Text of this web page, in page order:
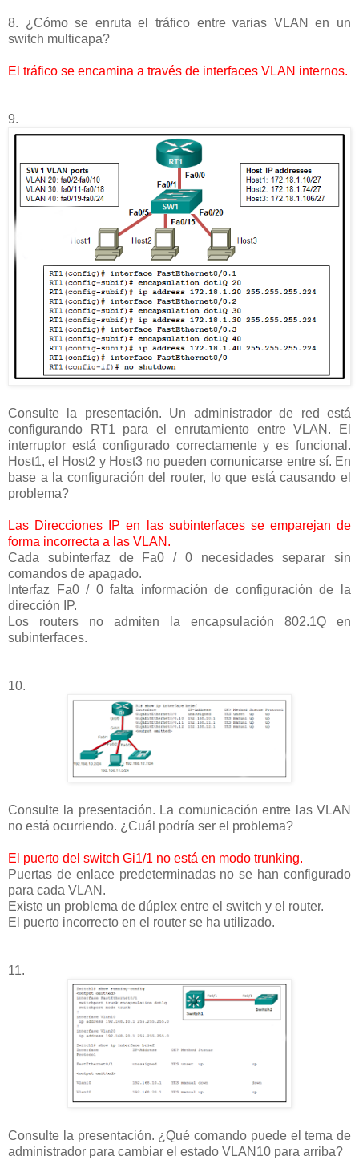
8. ¿Cómo se enruta el tráfico entre varias VLAN en un
switch multicapa?
El tráfico se encamina a través de interfaces VLAN internos.
9.
Consulte la presentación. Un administrador de red está
configurando RT1 para el enrutamiento entre VLAN. El
interruptor está configurado correctamente y es funcional.
Host1, el Host2 y Host3 no pueden comunicarse entre sí. En
base a la configuración del router, lo que está causando el
problema?
Las Direcciones IP en las subinterfaces se emparejan de
forma incorrecta a las VLAN.
Cada subinterfaz de Fa0 / 0 necesidades separar sin
comandos de apagado.
Interfaz Fa0 / 0 falta información de configuración de la
dirección IP.
Los routers no admiten la encapsulación 802.1Q en
subinterfaces.
10.
Consulte la presentación. La comunicación entre las VLAN
no está ocurriendo. ¿Cuál podría ser el problema?
El puerto del switch Gi1/1 no está en modo trunking.
Puertas de enlace predeterminadas no se han configurado
para cada VLAN.
Existe un problema de dúplex entre el switch y el router.
El puerto incorrecto en el router se ha utilizado.
11.
Consulte la presentación. ¿Qué comando puede el tema de
administrador para cambiar el estado VLAN10 para arriba?